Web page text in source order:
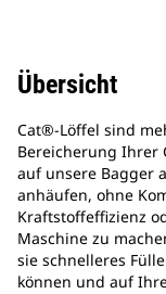
Übersicht
Cat®-Löffel sind
Bereicherung Ihrer
auf unsere Bagger
anhäufen, ohne
Kraftstoffeffizienz
Maschine zu
sie schnelleres
können und auf